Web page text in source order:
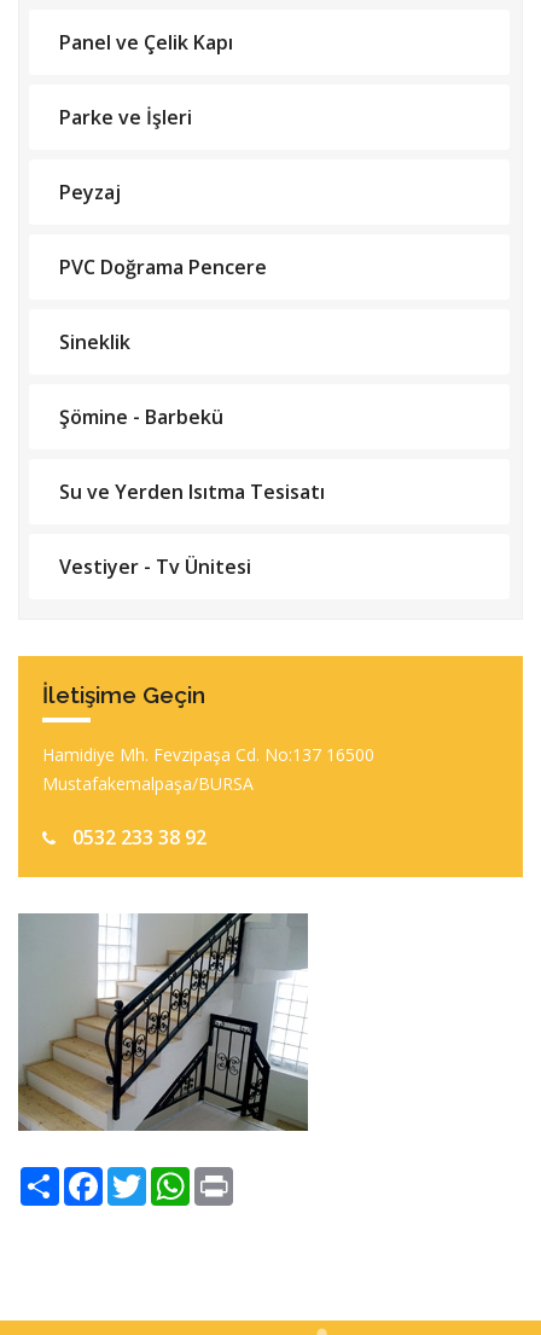
Panel ve Çelik Kapı
Parke ve İşleri
Peyzaj
PVC Doğrama Pencere
Sineklik
Şömine - Barbekü
Su ve Yerden Isıtma Tesisatı
Vestiyer - Tv Ünitesi
İletişime Geçin
Hamidiye Mh. Fevzipaşa Cd. No:137 16500
Mustafakemalpaşa/BURSA
0532 233 38 92
Share Facebook
TwitterWhatsApp